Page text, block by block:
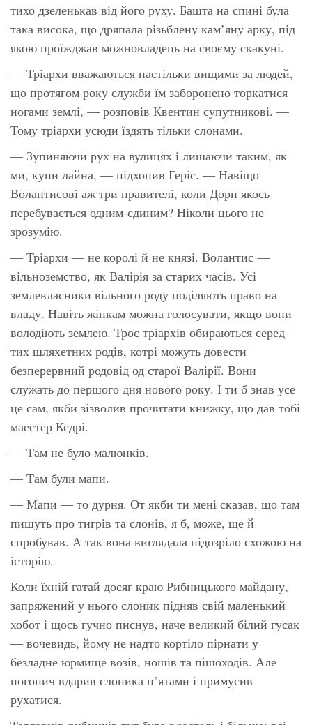
тихо дзеленькав від його руху. Башта на спині була
така висока, що дряпала різьблену кам’яну арку, під
якою проїжджав можновладець на своєму скакуні.
— Тріархи вважаються настільки вищими за людей,
що протягом року служби їм заборонено торкатися
ногами землі, — розповів Квентин супутникові. —
Тому тріархи усюди їздять тільки слонами.
— Зупиняючи рух на вулицях і лишаючи таким, як
ми, купи лайна, — підхопив Геріс. — Навіщо
Волантисові аж три правителі, коли Дорн якось
перебувається одним-єдиним? Ніколи цього не
зрозумію.
— Тріархи — не королі й не князі. Волантис —
вільноземство, як Валірія за старих часів. Усі
землевласники вільного роду поділяють право на
владу. Навіть жінкам можна голосувати, якщо вони
володіють землею. Троє тріархів обираються серед
тих шляхетних родів, котрі можуть довести
безперервний родовід од старої Валірії. Вони
служать до першого дня нового року. І ти б знав усе
це сам, якби зізволив прочитати книжку, що дав тобі
маестер Кедрі.
— Там не було малюнків.
— Там були мапи.
— Мапи — то дурня. От якби ти мені сказав, що там
пишуть про тигрів та слонів, я б, може, ще й
спробував. А так вона виглядала підозріло схожою на
історію.
Коли їхній гатай досяг краю Рибницького майдану,
запряжений у нього слоник підняв свій маленький
хобот і щось гучно писнув, наче великий білий гусак
— вочевидь, йому не надто кортіло пірнати у
безладне юрмище возів, ношів та пішоходів. Але
погонич вдарив слоника п’ятами і примусив
рухатися.